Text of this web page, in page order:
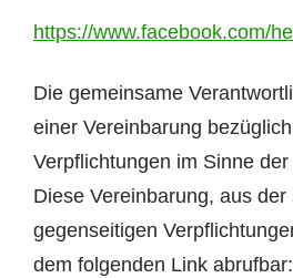
https://www.facebook.com/
Die gemeinsame
einer Vereinbarung
Verpflichtungen im Sinne
Diese Vereinbarung, aus der
gegenseitigen
dem folgenden Link abrufbar: